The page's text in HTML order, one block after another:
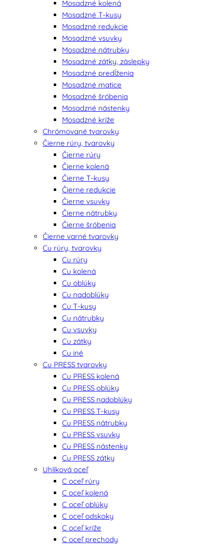
Mosadzné kolená
Mosadzné T-kusy
Mosadzné redukcie
Mosadzné vsuvky
Mosadzné nátrubky
Mosadzné zátky, záslepky
Mosadzné predĺženia
Mosadzné matice
Mosadzné šróbenia
Mosadzné nástenky
Mosadzné kríže
Chrómované tvarovky
Čierne rúry, tvarovky
Čierne rúry
Čierne kolená
Čierne T-kusy
Čierne redukcie
Čierne vsuvky
Čierne nátrubky
Čierne šróbenia
Čierne varné tvarovky
Cu rúry, tvarovky
Cu rúry
Cu kolená
Cu oblúky
Cu nadoblúky
Cu T-kusy
Cu nátrubky
Cu vsuvky
Cu zátky
Cu iné
Cu PRESS tvarovky
Cu PRESS kolená
Cu PRESS oblúky
Cu PRESS nadoblúky
Cu PRESS T-kusy
Cu PRESS nátrubky
Cu PRESS vsuvky
Cu PRESS nástenky
Cu PRESS zátky
Uhlíková oceľ
C oceľ rúry
C oceľ kolená
C oceľ oblúky
C oceľ odskoky
C oceľ kríže
C oceľ prechody